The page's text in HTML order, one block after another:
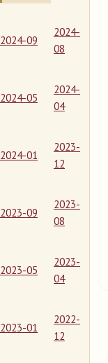
2024-09
2024-
08
2024-05
2024-
04
2024-01
2023-
12
2023-09
2023-
08
2023-05
2023-
04
2023-01
2022-
12